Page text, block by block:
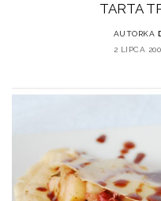
TARTA
AUTORKA
2 LIPCA